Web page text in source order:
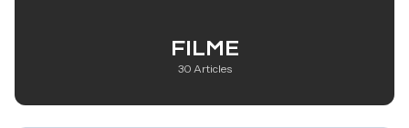
FILME
30 Articles